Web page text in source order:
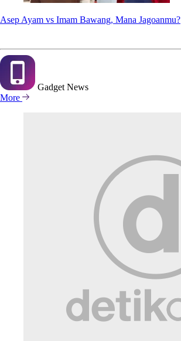
Asep Ayam vs Imam Bawang, Mana Jagoanmu?
Gadget News
More